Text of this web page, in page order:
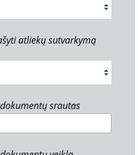
atliekų sutvarkymą
srautas